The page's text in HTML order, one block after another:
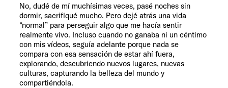
No, dudé de mí muchísimas veces, pasé noches sin
dormir, sacrifiqué mucho. Pero dejé atrás una vida
“normal” para perseguir algo que me hacía sentir
realmente vivo. Incluso cuando no ganaba ni un céntimo
con mis vídeos, seguía adelante porque nada se
compara con esa sensación de estar ahí fuera,
explorando, descubriendo nuevos lugares, nuevas
culturas, capturando la belleza del mundo y
compartiéndola.